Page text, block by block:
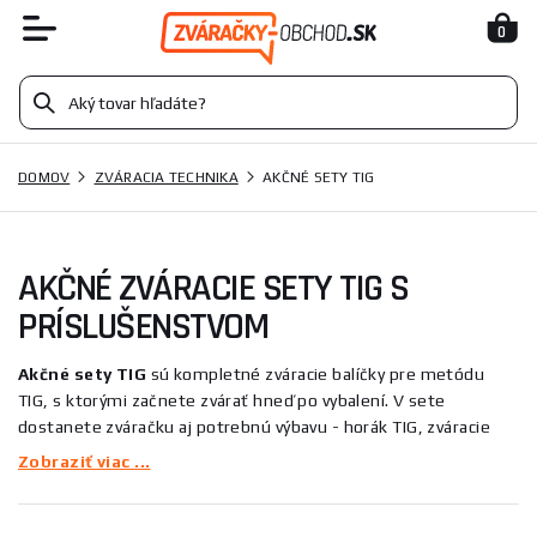
0
DOMOV ZVÁRACIA TECHNIKA AKČNÉ SETY TIG
AKČNÉ ZVÁRACIE SETY TIG S
PRÍSLUŠENSTVOM
Akčné sety TIG sú kompletné zváracie balíčky pre metódu
TIG, s ktorými začnete zvárať hneď po vybalení. V sete
dostanete zváračku aj potrebnú výbavu - horák TIG, zváracie
káble, redukčný ventil na argón a samostmievaciu kuklu. Pri
dokupovať ani riešiť, či k sebe komponenty pasujú.
Zobraziť viac ...